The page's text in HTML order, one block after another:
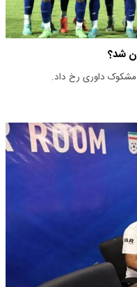
مشکوک داوری رخ داد.